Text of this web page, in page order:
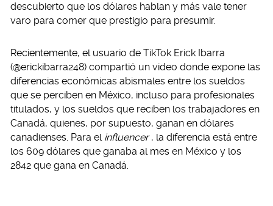
descubierto que los dólares hablan y más vale tener
varo para comer que prestigio para presumir.
Recientemente, el usuario de TikTok Erick Ibarra
(@erickibarra248) compartió un video donde expone las
diferencias económicas abismales entre los sueldos
que se perciben en México, incluso para profesionales
titulados, y los sueldos que reciben los trabajadores en
Canadá, quienes, por supuesto, ganan en dólares
canadienses. Para elinfluencer , la diferencia está entre
los 609 dólares que ganaba al mes en México y los
2842 que gana en Canadá.